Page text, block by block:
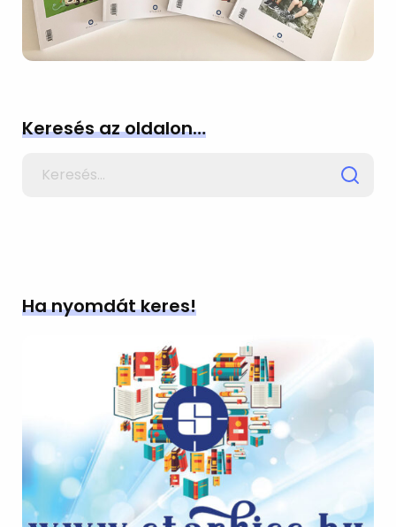
Keresés az oldalon…
Ha nyomdát keres!